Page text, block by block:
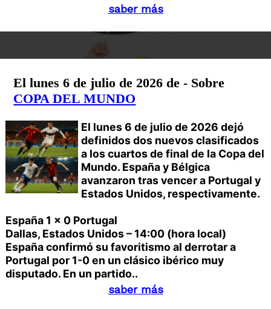
saber más
El lunes 6 de julio de 2026 de - Sobre
COPA DEL MUNDO
El lunes 6 de julio de 2026 dejó
definidos dos nuevos clasificados
a los cuartos de final de la Copa del
Mundo. España y Bélgica
avanzaron tras vencer a Portugal y
Estados Unidos, respectivamente.
España 1 x 0 Portugal
Dallas, Estados Unidos – 14:00 (hora local)
España confirmó su favoritismo al derrotar a
Portugal por 1-0 en un clásico ibérico muy
disputado. En un partido..
saber más